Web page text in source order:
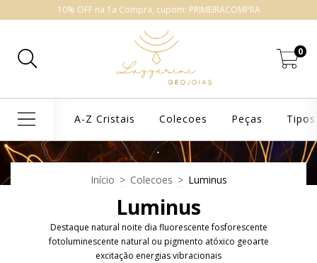
10% OFF na 1a Compra, cupom: PRIMEIRACOMPRA
0
A-Z Cristais Colecoes Peças
Início > Colecoes > Luminus
Luminus
Destaque natural noite dia fluorescente fosforescente
fotoluminescente natural ou pigmento atóxico geoarte
excitação energias vibracionais